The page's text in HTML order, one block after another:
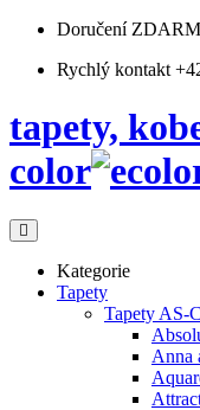
Doručení
Rychlý kontakt
tapety,
color
Kategorie
Tapety
Tapety AS-
Anna